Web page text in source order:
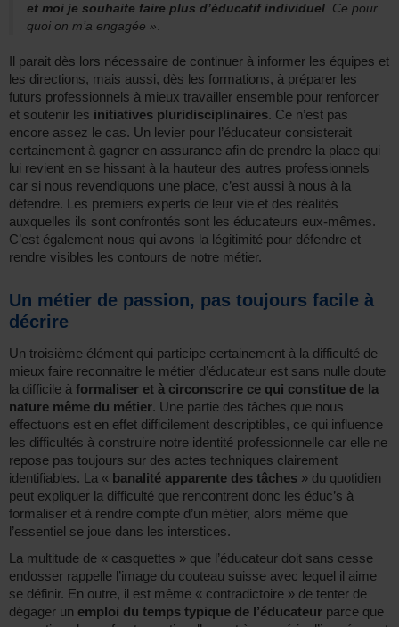
et moi je souhaite faire plus d’éducatif individuel. Ce pour
quoi on m’a engagée ».
Il parait dès lors nécessaire de continuer à informer les équipes et
les directions, mais aussi, dès les formations, à préparer les
futurs professionnels à mieux travailler ensemble pour renforcer
et soutenir les initiatives pluridisciplinaires. Ce n’est pas
encore assez le cas. Un levier pour l’éducateur consisterait
certainement à gagner en assurance afin de prendre la place qui
lui revient en se hissant à la hauteur des autres professionnels
car si nous revendiquons une place, c’est aussi à nous à la
défendre. Les premiers experts de leur vie et des réalités
auxquelles ils sont confrontés sont les éducateurs eux-mêmes.
C’est également nous qui avons la légitimité pour défendre et
rendre visibles les contours de notre métier.
Un métier de passion, pas toujours facile à
décrire
Un troisième élément qui participe certainement à la difficulté de
mieux faire reconnaitre le métier d’éducateur est sans nulle doute
la difficile à formaliser et à circonscrire ce qui constitue de la
nature même du métier. Une partie des tâches que nous
effectuons est en effet difficilement descriptibles, ce qui influence
les difficultés à construire notre identité professionnelle car elle ne
repose pas toujours sur des actes techniques clairement
identifiables. La « banalité apparente des tâches » du quotidien
peut expliquer la difficulté que rencontrent donc les éduc’s à
formaliser et à rendre compte d’un métier, alors même que
l’essentiel se joue dans les interstices.
La multitude de « casquettes » que l’éducateur doit sans cesse
endosser rappelle l’image du couteau suisse avec lequel il aime
se définir. En outre, il est même « contradictoire » de tenter de
dégager un emploi du temps typique de l’éducateur parce que